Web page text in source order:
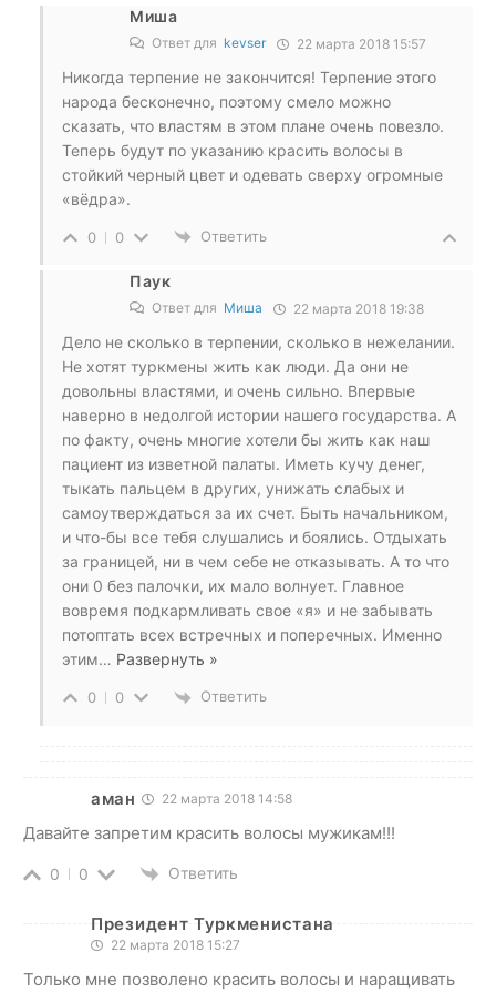
Миша
Ответ для kevser 22 марта 2018 15:57
Никогда терпение не закончится! Терпение этого
народа бесконечно, поэтому смело можно
сказать, что властям в этом плане очень повезло.
Теперь будут по указанию красить волосы в
стойкий черный цвет и одевать сверху огромные
«вёдра».
0 0 Ответить
Паук
Ответ для Миша 22 марта 2018 19:38
Дело не сколько в терпении, сколько в нежелании.
Не хотят туркмены жить как люди. Да они не
довольны властями, и очень сильно. Впервые
наверно в недолгой истории нашего государства. А
по факту, очень многие хотели бы жить как наш
пациент из изветной палаты. Иметь кучу денег,
тыкать пальцем в других, унижать слабых и
самоутверждаться за их счет. Быть начальником,
и что-бы все тебя слушались и боялись. Отдыхать
за границей, ни в чем себе не отказывать. А то что
они 0 без палочки, их мало волнует. Главное
вовремя подкармливать свое «я» и не забывать
потоптать всех встречных и поперечных. Именно
этим… Развернуть »
0 0 Ответить
аман 22 марта 2018 14:58
Давайте запретим красить волосы мужикам!!!
0 0 Ответить
Президент Туркменистана
22 марта 2018 15:27
Только мне позволено красить волосы и наращивать